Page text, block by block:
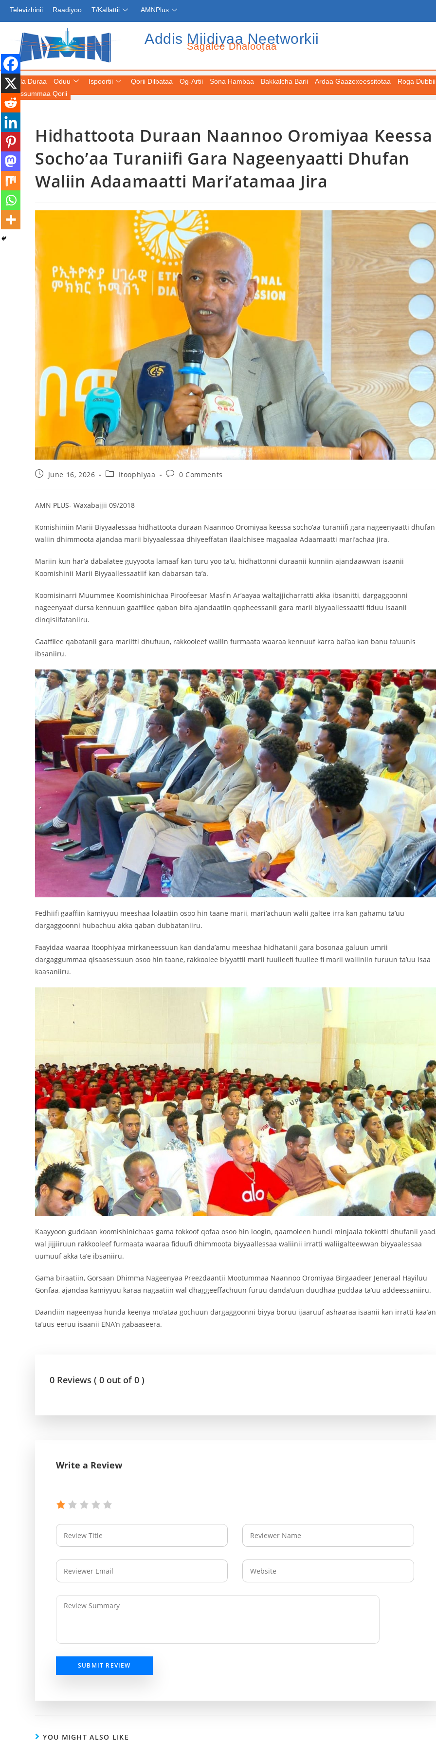
Televizhinii Raadiyoo T/Kallattii AMNPlus
Addis Miidiyaa Neetworkii
Sagalee Dhalootaa
Fuula Duraa Oduu
Dooktar Abiyyi Terminaala Haaraa
Buufata Xiyyaaraa Dajjaazmaach Balaay
Zallaqaa eebbisan
August 6, 2026
Dooktar Abiyyi Ahimad fi Giiftii Duree
Zinnaash Taayyaachoo dabalee
qondaaltootni hojii Mootummaa misooma
magaalaa Baahardaar daawwatan
August 6, 2026
Ispoortii Qorii Dilbataa Og-Artii Sona Hambaa Bakkalcha Barii Ardaa Gaazexeessitotaa
Roga Dubbii
Keessummaa Qorii
Hidhattoota Duraan Naannoo Oromiyaa Keessa
Socho’aa Turaniifi Gara Nageenyaatti Dhufan
Waliin Adaamaatti Mari’atamaa Jira
June 16, 2026 Itoophiyaa 0 Comments
AMN PLUS- Waxabajjii 09/2018
Komishiniin Marii Biyyaalessaa hidhattoota duraan Naannoo Oromiyaa keessa socho’aa turaniifi gara nageenyaatti dhufan
waliin dhimmoota ajandaa marii biyyaalessaa dhiyeeffatan ilaalchisee magaalaa Adaamaatti mari’achaa jira.
Mariin kun har’a dabalatee guyyoota lamaaf kan turu yoo ta’u, hidhattonni duraanii kunniin ajandaawwan isaanii
Koomishinii Marii Biyyaallessaatiif kan dabarsan ta’a.
Koomisinarri Muummee Koomishinichaa Piroofeesar Masfin Ar’aayaa waltajjicharratti akka ibsanitti, dargaggoonni
nageenyaaf dursa kennuun gaaffilee qaban bifa ajandaatiin qopheessanii gara marii biyyaallessaatti fiduu isaanii
dinqisiifataniiru.
Gaaffilee qabatanii gara mariitti dhufuun, rakkooleef waliin furmaata waaraa kennuuf karra bal’aa kan banu ta’uunis
ibsaniiru.
Fedhiifi gaaffiin kamiyyuu meeshaa lolaatiin osoo hin taane marii, mari’achuun walii galtee irra kan gahamu ta’uu
dargaggoonni hubachuu akka qaban dubbataniiru.
Faayidaa waaraa Itoophiyaa mirkaneessuun kan danda’amu meeshaa hidhatanii gara bosonaa galuun umrii
dargaggummaa qisaasessuun osoo hin taane, rakkoolee biyyattii marii fuulleefi fuullee fi marii waliiniin furuun ta’uu isaa
kaasaniiru.
Kaayyoon guddaan koomishinichaas gama tokkoof qofaa osoo hin loogin, qaamoleen hundi minjaala tokkotti dhufanii
wal jijjiiruun rakkooleef furmaata waaraa fiduufi dhimmoota biyyaallessaa waliinii irratti waliigalteewwan biyyaalessaa
uumuuf akka ta’e ibsaniiru.
Gama biraatiin, Gorsaan Dhimma Nageenyaa Preezdaantii Mootummaa Naannoo Oromiyaa Birgaadeer Jeneraal Hayiluu
Gonfaa, ajandaa kamiyyuu karaa nagaatiin wal dhaggeeffachuun furuu danda’uun duudhaa guddaa ta’uu addeessaniiru.
Daandiin nageenyaa hunda keenya mo’ataa gochuun dargaggoonni biyya boruu ijaaruuf ashaaraa isaanii kan irratti kaa’an
ta’uus eeruu isaanii ENA’n gabaaseera.
0 Reviews ( 0 out of 0 )
Write a Review
SUBMIT REVIEW
YOU MIGHT ALSO LIKE